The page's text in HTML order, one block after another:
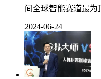
间全球智能赛道最为
2024-06-24